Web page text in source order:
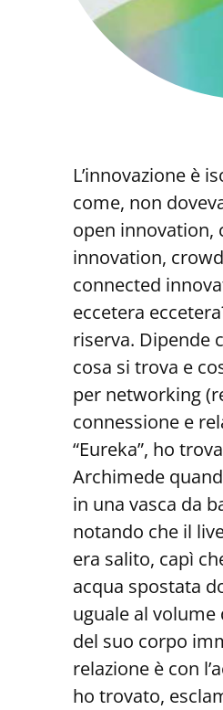
L’innovazione è
come, non
open innovation,
innovation,
connected
eccetera
riserva. Dipende
cosa si trova e
per networking
connessione e
“Eureka”, ho
Archimede
in una vasca da
notando che il
era salito, capì
acqua spostata
uguale al volume
del suo corpo
relazione è con
ho trovato,